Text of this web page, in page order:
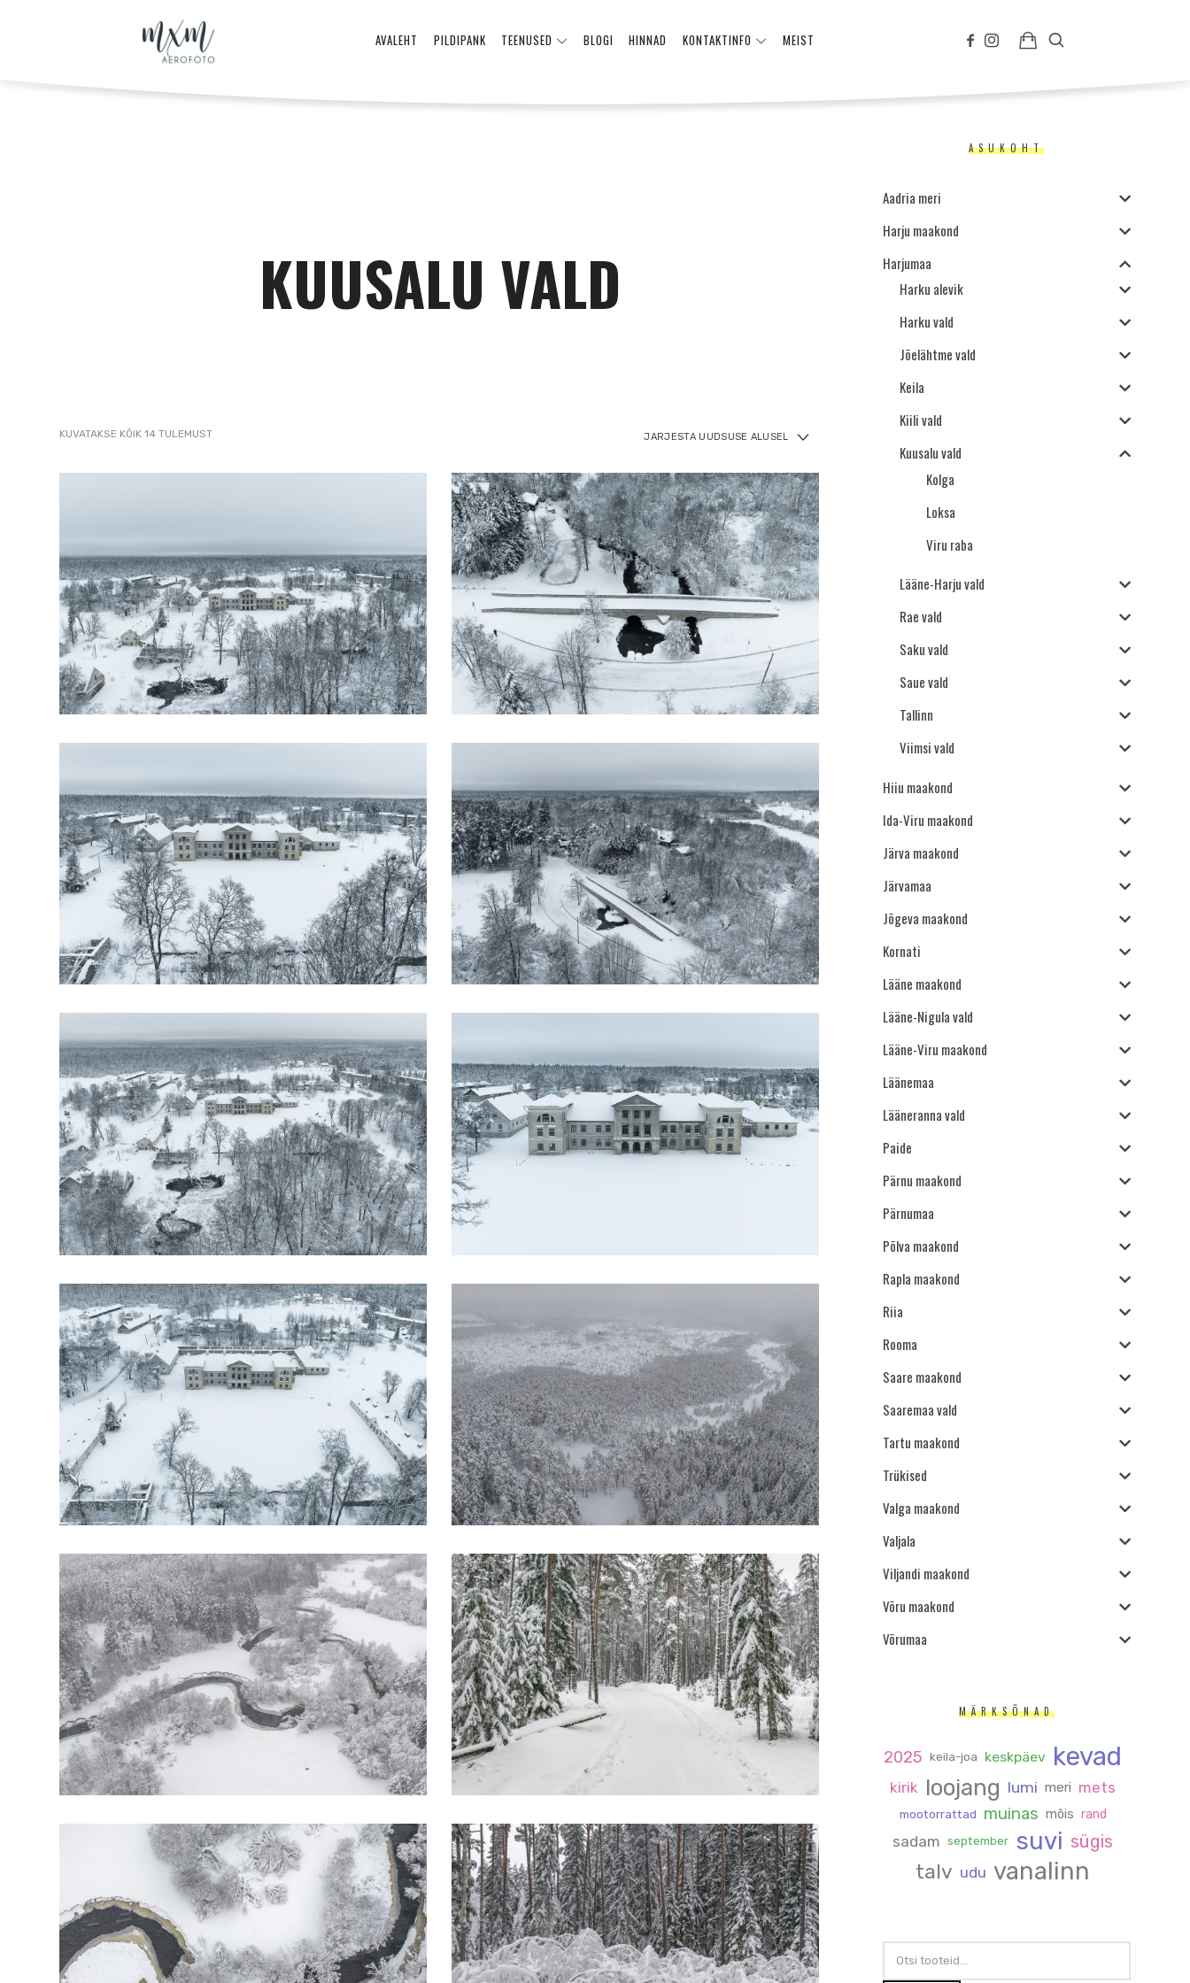
Aero
droonifotod
2007
lennukilt,
helikopterilt.
arhiiv
ja
müük
AVALEHT PILDIPANK TEENUSED BLOGI HINNAD KONTAKTINFO MEIST
KUUSALU VALD
KUVATAKSE KÕIK 14 TULEMUSTSORTED
LATEST
ASUKOHT
Aadria meri
Harju maakond
Harjumaa
Harku alevik
Harku vald
Jõelähtme vald
Keila
Kiili vald
Kuusalu vald
Kolga
Loksa
Viru raba
Lääne-Harju vald
Rae vald
Saku vald
Saue vald
Tallinn
Viimsi vald
Hiiu maakond
Ida-Viru maakond
Järva maakond
Järvamaa
Jõgeva maakond
Kornati
Lääne maakond
Lääne-Nigula vald
Lääne-Viru maakond
Läänemaa
Lääneranna vald
Paide
Pärnu maakond
Pärnumaa
Põlva maakond
Rapla maakond
Riia
Rooma
Saare maakond
Saaremaa vald
Tartu maakond
Trükised
Valga maakond
Valjala
Viljandi maakond
Võru maakond
Võrumaa
MÄRKSÕNAD
2025 keila-joa keskpäev kevad
kirik loojang lumi meri mets
mootorrattad muinas mõis rand
sadam september suvi sügis
talv udu vanalinn